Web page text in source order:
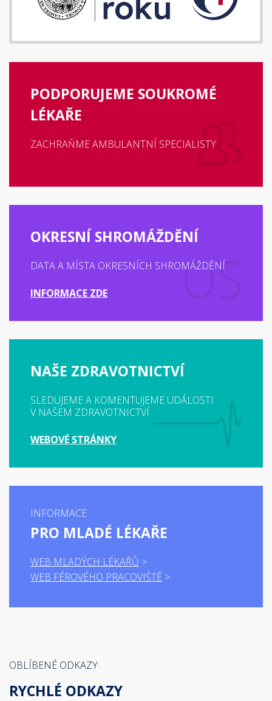
PODPORUJEME SOUKROMÉ
LÉKAŘE
ZACHRAŇME AMBULANTNÍ SPECIALISTY
OKRESNÍ SHROMÁŽDĚNÍ
DATA A MÍSTA OKRESNÍCH SHROMÁŽDĚNÍ
INFORMACE ZDE
NAŠE ZDRAVOTNICTVÍ
SLEDUJEME A KOMENTUJEME UDÁLOSTI
V NAŠEM ZDRAVOTNICTVÍ
WEBOVÉ STRÁNKY
INFORMACE
PRO MLADÉ LÉKAŘE
WEB MLADÝCH LÉKAŘŮ
WEB FÉROVÉHO PRACOVIŠTĚ
OBLÍBENÉ ODKAZY
RYCHLÉ ODKAZY